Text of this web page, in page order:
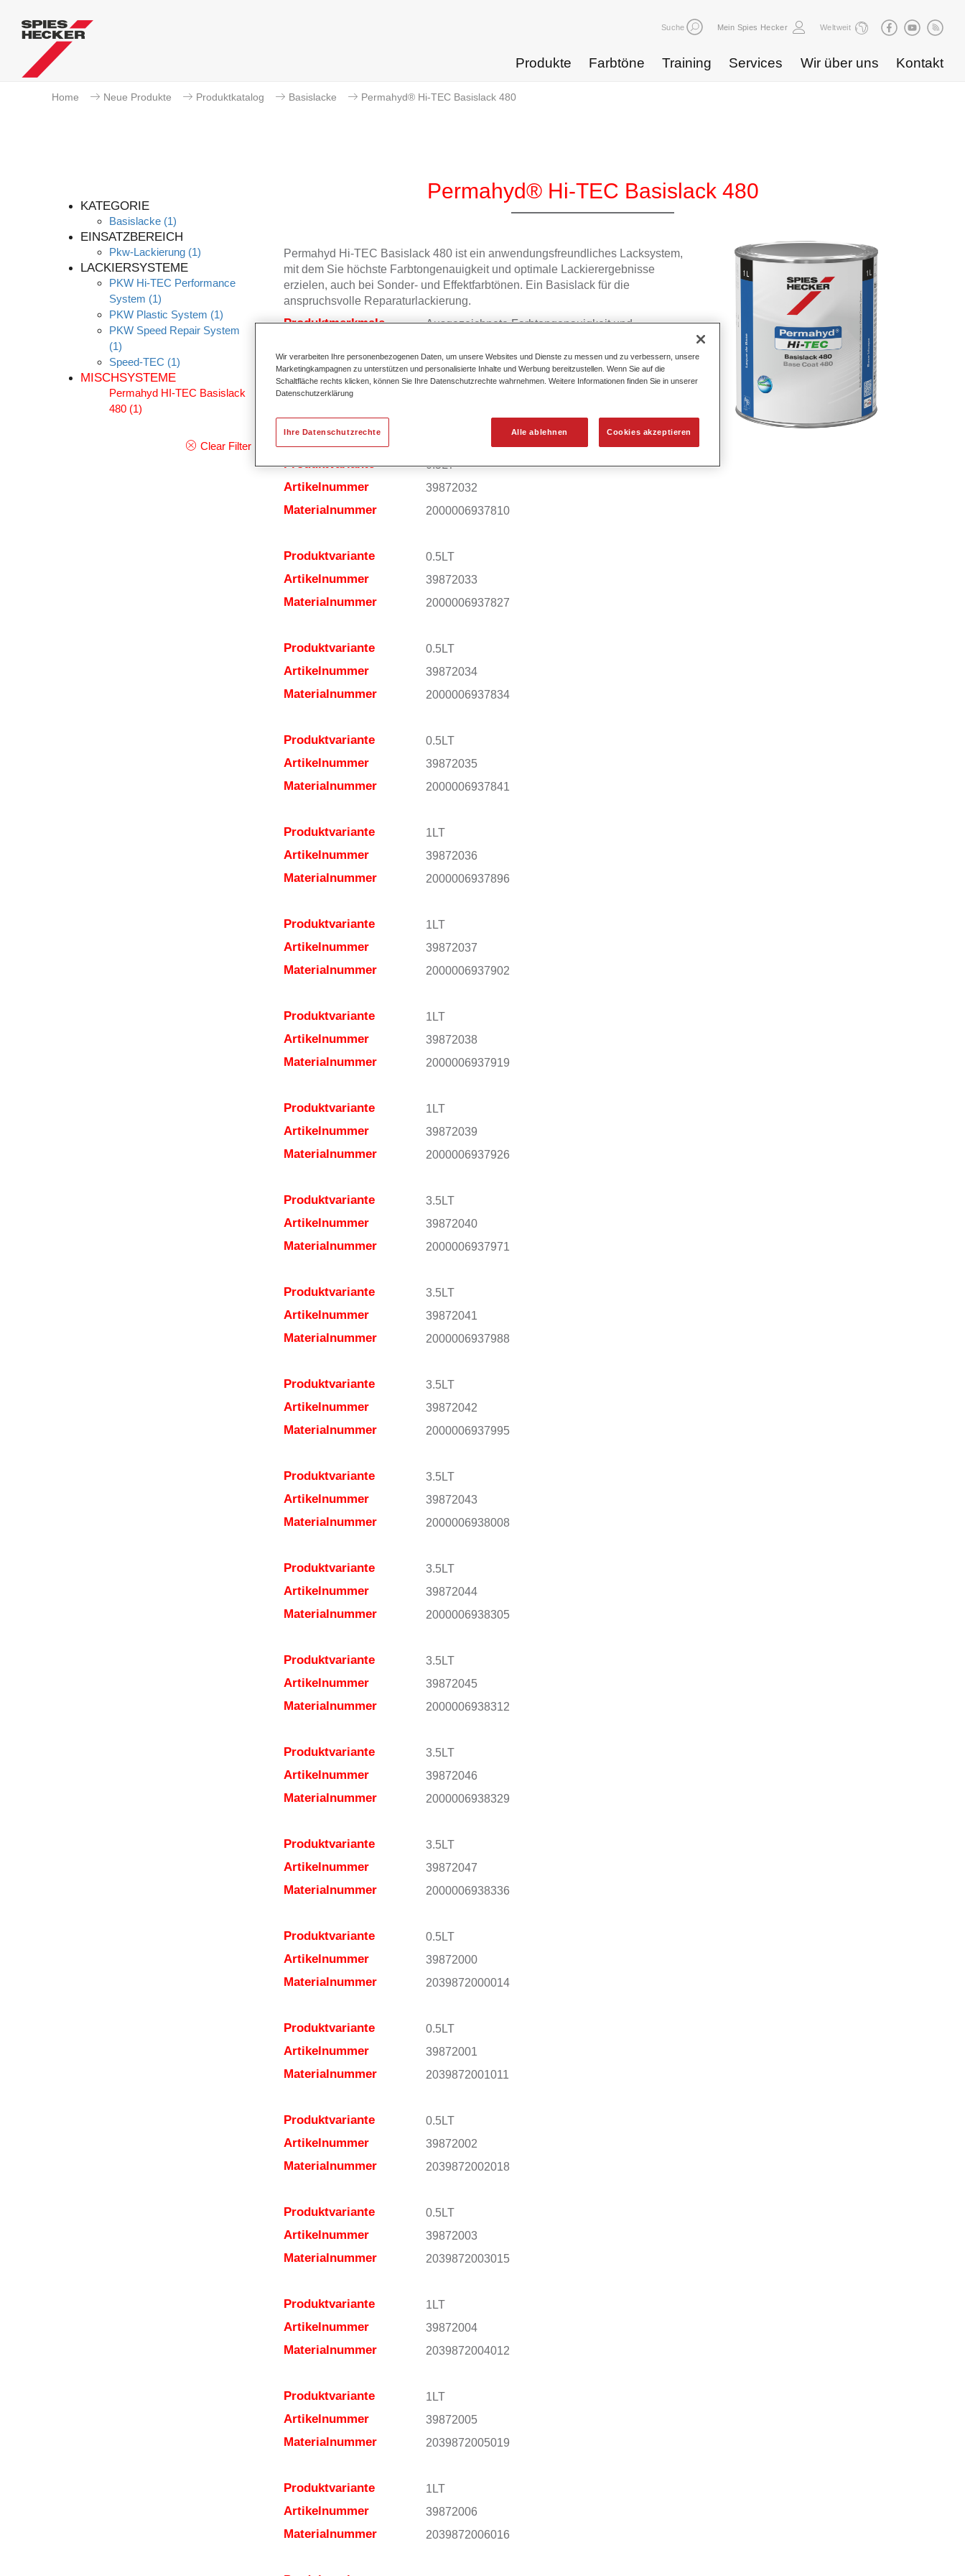
Suche Mein Spies Hecker Weltweit
Produkte Farbtöne Training Services Wir über uns Kontakt
Home Neue Produkte Produktkatalog Basislacke Permahyd® Hi-TEC Basislack 480
KATEGORIE
Basislacke (1)
EINSATZBEREICH
Pkw-Lackierung (1)
LACKIERSYSTEME
PKW Hi-TEC Performance
System (1)
PKW Plastic System (1)
PKW Speed Repair System
(1)
Speed-TEC (1)
MISCHSYSTEME
Permahyd HI-TEC Basislack
480 (1)
Clear Filter
Permahyd® Hi-TEC Basislack 480
Permahyd Hi-TEC Basislack 480 ist ein anwendungsfreundliches Lacksystem,
mit dem Sie höchste Farbtongenauigkeit und optimale Lackierergebnisse
erzielen, auch bei Sonder- und Effektfarbtönen. Ein Basislack für die
anspruchsvolle Reparaturlackierung.
Produktmerkmale
Ausgezeichnete Farbtongenauigkeit und
Kurze Prozesszeiten.
Exzellentes Deckvermögen für höchste
Ergiebigkeit.
Variable Anwendungsmöglichkeiten (Innenraum-,
Mehrschicht- und Mehrfarbenlackierungen).
Produktvariante 0.5LT
Artikelnummer 39872032
Materialnummer 2000006937810
Produktvariante 0.5LT
Artikelnummer 39872033
Materialnummer 2000006937827
Produktvariante 0.5LT
Artikelnummer 39872034
Materialnummer 2000006937834
Produktvariante 0.5LT
Artikelnummer 39872035
Materialnummer 2000006937841
Produktvariante 1LT
Artikelnummer 39872036
Materialnummer 2000006937896
Produktvariante 1LT
Artikelnummer 39872037
Materialnummer 2000006937902
Produktvariante 1LT
Artikelnummer 39872038
Materialnummer 2000006937919
Produktvariante 1LT
Artikelnummer 39872039
Materialnummer 2000006937926
Produktvariante 3.5LT
Artikelnummer 39872040
Materialnummer 2000006937971
Produktvariante 3.5LT
Artikelnummer 39872041
Materialnummer 2000006937988
Produktvariante 3.5LT
Artikelnummer 39872042
Materialnummer 2000006937995
Produktvariante 3.5LT
Artikelnummer 39872043
Materialnummer 2000006938008
Produktvariante 3.5LT
Artikelnummer 39872044
Materialnummer 2000006938305
Produktvariante 3.5LT
Artikelnummer 39872045
Materialnummer 2000006938312
Produktvariante 3.5LT
Artikelnummer 39872046
Materialnummer 2000006938329
Produktvariante 3.5LT
Artikelnummer 39872047
Materialnummer 2000006938336
Produktvariante 0.5LT
Artikelnummer 39872000
Materialnummer 2039872000014
Produktvariante 0.5LT
Artikelnummer 39872001
Materialnummer 2039872001011
Produktvariante 0.5LT
Artikelnummer 39872002
Materialnummer 2039872002018
Produktvariante 0.5LT
Artikelnummer 39872003
Materialnummer 2039872003015
Produktvariante 1LT
Artikelnummer 39872004
Materialnummer 2039872004012
Produktvariante 1LT
Artikelnummer 39872005
Materialnummer 2039872005019
Produktvariante 1LT
Artikelnummer 39872006
Materialnummer 2039872006016
Wir verarbeiten Ihre personenbezogenen Daten, um unsere Websites und Dienste zu messen und zu verbessern, unsere
Marketingkampagnen zu unterstützen und personalisierte Inhalte und Werbung bereitzustellen. Wenn Sie auf die
Schaltfläche rechts klicken, können Sie Ihre Datenschutzrechte wahrnehmen. Weitere Informationen finden Sie in unserer
Datenschutzerklärung
Alle ablehnen Cookies akzeptieren
Ihre Datenschutzrechte